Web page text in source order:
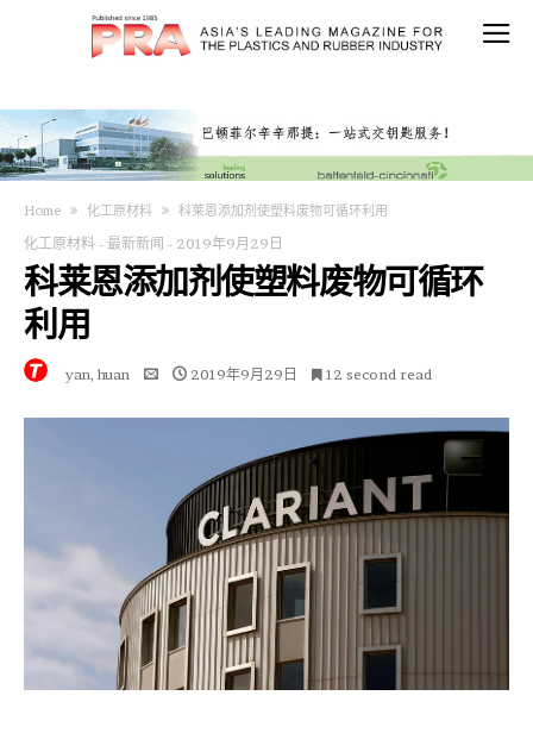
Home 化工原材料 科莱恩添加剂使塑料废物可循环利用
化工原材料 - 最新新闻 - 2019年9月29日
科莱恩添加剂使塑料废物可循环
利用
yan, huan 2019年9月29日 12 second read